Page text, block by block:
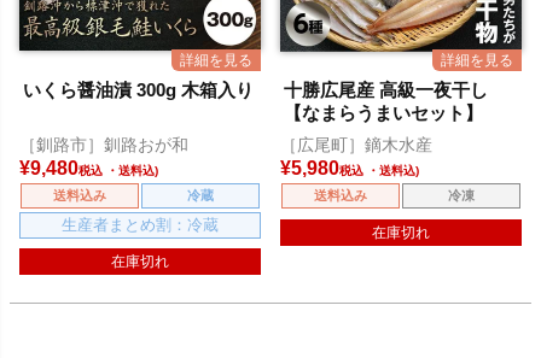
いくら醤油漬 300g 木箱入り
［釧路市］釧路おが和
¥9,480税込
送料込み 冷蔵
生産者まとめ割：冷蔵
在庫切れ
十勝広尾産 高級一夜干し
【なまらうまいセット】
［広尾町］鏑木水産
¥5,980税込
送料込み 冷凍
在庫切れ